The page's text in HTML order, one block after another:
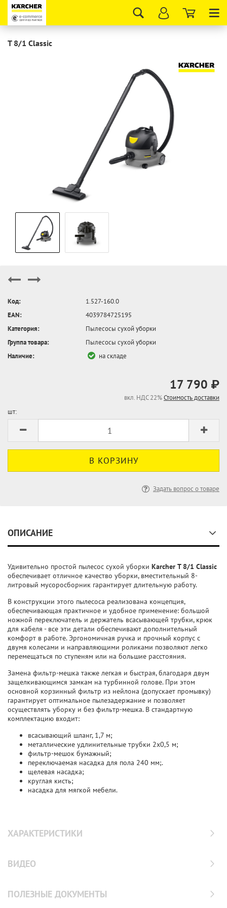
T 8/1 Classic
Код:
1.527-160.0
EAN:
4039784725195
Категория:
Пылесосы сухой уборки
Группа товара:
Пылесосы сухой уборки
Наличие:
на складе
17 790 ₽
вкл. НДС 22%Стоимость доставки
шт:
Задать вопрос о товаре
ОПИСАНИЕ
Удивительно простой пылесос сухой уборки Karcher T 8/1 Classic
обеспечивает отличное качество уборки, вместительный 8-
литровый мусоросборник гарантирует длительную работу.
В конструкции этого пылесоса реализована концепция,
обеспечивающая практичное и удобное применение: большой
ножной переключатель и держатель всасывающей трубки, крюк
для кабеля - все эти детали обеспечивают дополнительный
комфорт в работе. Эргономичная ручка и прочный корпус с
двумя колесами и направляющими роликами позволяют легко
перемещаться по ступеням или на большие расстояния.
Замена фильтр-мешка также легкая и быстрая, благодаря двум
защелкивающимся замкам на турбинной голове. При этом
основной корзинный фильтр из нейлона (допускает промывку)
гарантирует оптимальное пылезадержание и позволяет
осуществлять уборку и без фильтр-мешка. В стандартную
комплектацию входит:
всасывающий шланг, 1,7 м;
металлические удлинительные трубки 2х0,5 м;
фильтр-мешок бумажный;
переключаемая насадка для пола 240 мм;.
щелевая насадка;
круглая кисть;
насадка для мягкой мебели.
ХАРАКТЕРИСТИКИ
ВИДЕО
ПОЛЕЗНЫЕ ДОКУМЕНТЫ